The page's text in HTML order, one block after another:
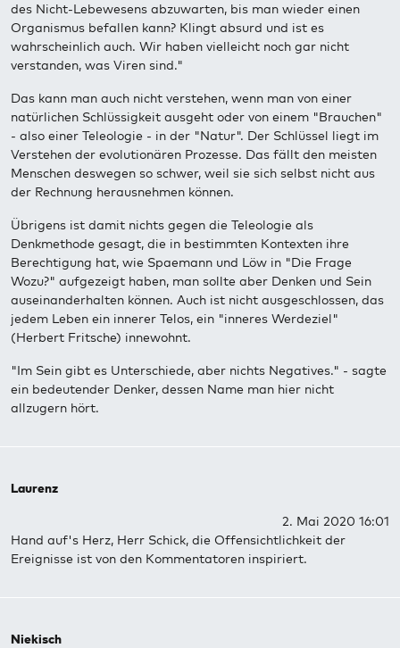
des Nicht-Lebewesens abzuwarten, bis man wieder einen
Organismus befallen kann? Klingt absurd und ist es
wahrscheinlich auch. Wir haben vielleicht noch gar nicht
verstanden, was Viren sind."
Das kann man auch nicht verstehen, wenn man von einer
natürlichen Schlüssigkeit ausgeht oder von einem "Brauchen"
- also einer Teleologie - in der "Natur". Der Schlüssel liegt im
Verstehen der evolutionären Prozesse. Das fällt den meisten
Menschen deswegen so schwer, weil sie sich selbst nicht aus
der Rechnung herausnehmen können.
Übrigens ist damit nichts gegen die Teleologie als
Denkmethode gesagt, die in bestimmten Kontexten ihre
Berechtigung hat, wie Spaemann und Löw in "Die Frage
Wozu?" aufgezeigt haben, man sollte aber Denken und Sein
auseinanderhalten können. Auch ist nicht ausgeschlossen, das
jedem Leben ein innerer Telos, ein "inneres Werdeziel"
(Herbert Fritsche) innewohnt.
"Im Sein gibt es Unterschiede, aber nichts Negatives." - sagte
ein bedeutender Denker, dessen Name man hier nicht
allzugern hört.
Laurenz
2. Mai 2020 16:01
Hand auf's Herz, Herr Schick, die Offensichtlichkeit der
Ereignisse ist von den Kommentatoren inspiriert.
Niekisch